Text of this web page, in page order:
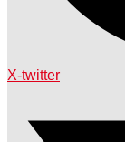
X-twitter